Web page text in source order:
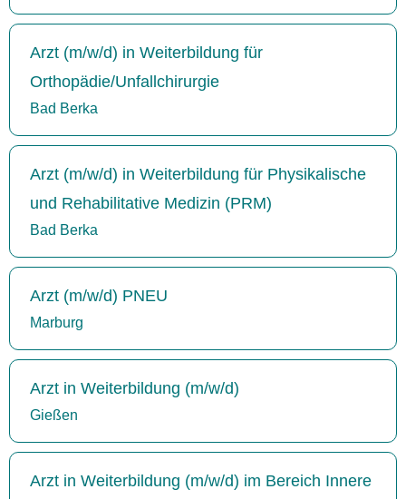
Arzt (m/w/d) in Weiterbildung für
Orthopädie/Unfallchirurgie
Bad Berka
Arzt (m/w/d) in Weiterbildung für Physikalische
und Rehabilitative Medizin (PRM)
Bad Berka
Arzt (m/w/d) PNEU
Marburg
Arzt in Weiterbildung (m/w/d)
Gießen
Arzt in Weiterbildung (m/w/d) im Bereich Innere